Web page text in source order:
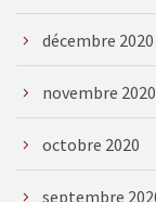
décembre 2020
novembre 2020
octobre 2020
septembre